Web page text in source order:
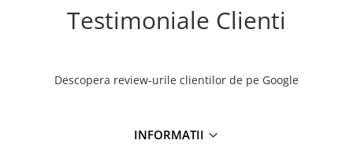
Testimoniale Clienti
Descopera review-urile clientilor de pe Google
INFORMATII